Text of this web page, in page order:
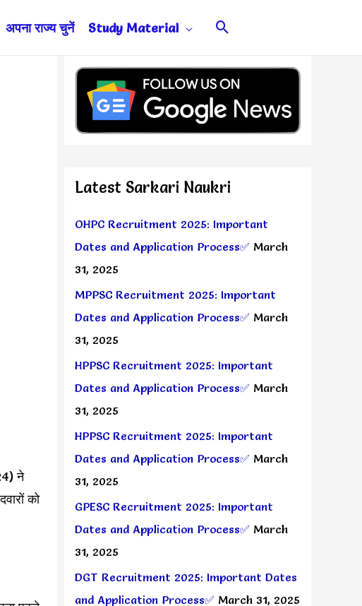
अपना राज्य चुनें Study Material Search
ने
को
Latest Sarkari Naukri
OHPC Recruitment 2025: Important
Dates and Application Process✅ March
31, 2025
MPPSC Recruitment 2025: Important
Dates and Application Process✅ March
31, 2025
HPPSC Recruitment 2025: Important
Dates and Application Process✅ March
31, 2025
HPPSC Recruitment 2025: Important
Dates and Application Process✅ March
31, 2025
GPESC Recruitment 2025: Important
Dates and Application Process✅ March
31, 2025
DGT Recruitment 2025: Important Dates
and Application Process✅ March 31, 2025